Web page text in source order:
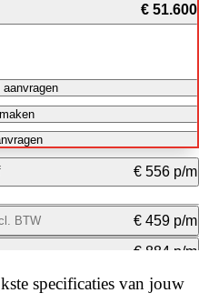
€ 51.600
aanvragen
€ 556 p/m
berekenen
BTW € 459 p/m
€ 884 p/m
specificaties van jouw